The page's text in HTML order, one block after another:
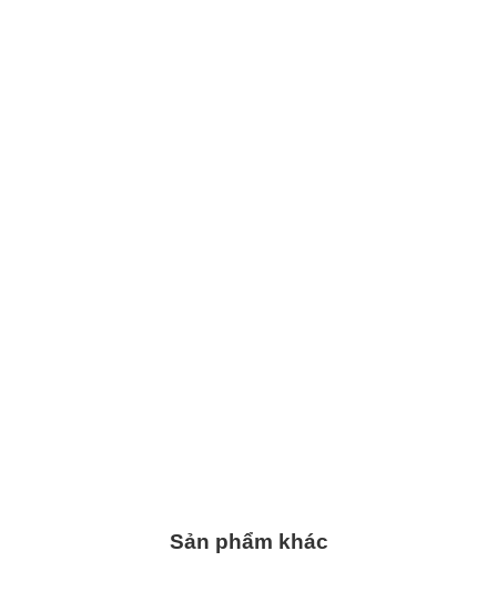
Sản phẩm khác